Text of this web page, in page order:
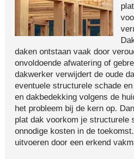
daken ontstaan vaak door
onvoldoende afwatering of
dakwerker verwijdert de oude
eventuele structurele schade
en dakbedekking volgens de
het probleem bij de kern op.
plat dak voorkom je structurele
onnodige kosten in de
uitvoeren door een erkend